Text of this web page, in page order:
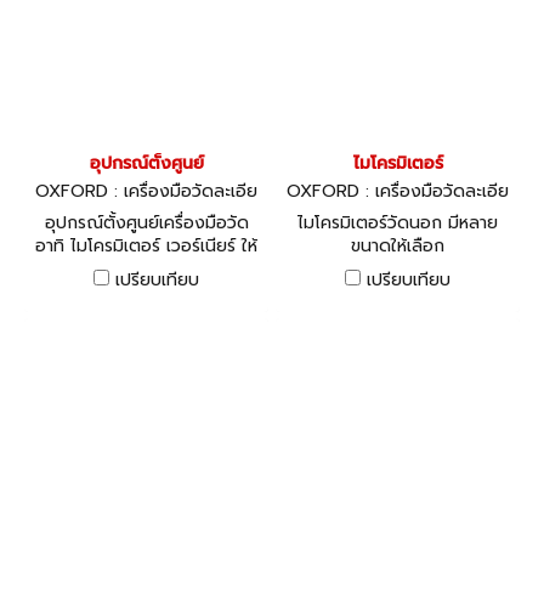
อุปกรณ์ตั้งศูนย์
OXFORD : เครื่องมือวัดละเอีย
ด
อุปกรณ์ตั้งศูนย์เครื่องมือวัด
อาทิ ไมโครมิเตอร์ เวอร์เนียร์ ให้
ค่าเป็นศูนย์ มีหลายขนาดให้เลือก
เปรียบเทียบ
ไมโครมิเตอร์
OXFORD : เครื่องมือวัดละเอีย
ด
ไมโครมิเตอร์วัดนอก มีหลาย
ขนาดให้เลือก
เปรียบเทียบ